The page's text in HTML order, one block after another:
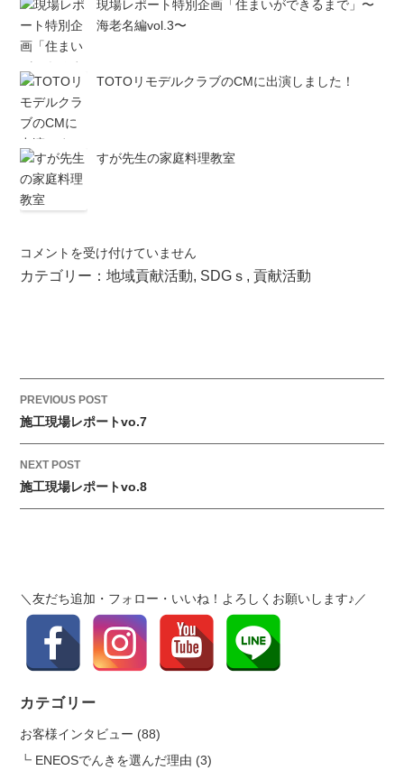
現場レポート特別企画「住まいができるまで」〜
海老名編vol.3〜
TOTOリモデルクラブのCMに出演しました！
すが先生の家庭料理教室
今
宿
立
5
0
年
記
寄
贈
コメントを受け付けていません
カテゴリー：地域貢献活動, SDGｓ ,貢献活動
P
o
s
t
n
a
a
o
PREVIOUS POST
施工現場レポートvo.7
NEXT POST
施工現場レポートvo.8
＼友だち追加・フォロー・いいね！よろしくお願いします♪／
カテゴリー
お客様インタビュー (88)
ENEOSでんきを選んだ理由 (3)